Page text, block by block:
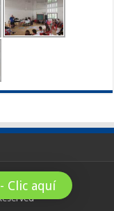
Clic aquí